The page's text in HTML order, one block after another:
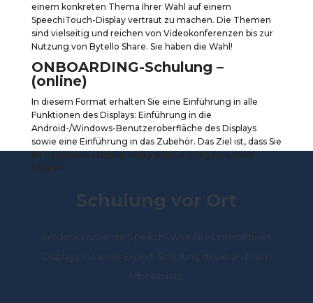
einem konkreten Thema Ihrer Wahl auf einem
SpeechiTouch-Display vertraut zu machen. Die Themen
sind vielseitig und reichen von Videokonferenzen bis zur
Nutzung von Bytello Share. Sie haben die Wahl!
ONBOARDING-Schulung –
(online)
In diesem Format erhalten Sie eine Einführung in alle
Funktionen des Displays: Einführung in die
Android-/Windows-Benutzeroberfläche des Displays
sowie eine Einführung in das Zubehör. Das Ziel ist, dass Sie
Ihr interaktives Display völlig selbstständig benutzen
können!